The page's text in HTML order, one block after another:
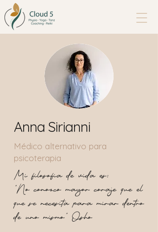
Anna Sirianni
Médico alternativo para
psicoterapia
Mi filosofia de vida es:
"No conozco mayor coraje que el
que se necesita para mirar dentro
de uno mismo" Osho